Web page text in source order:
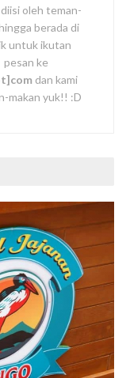
oleh teman-
berada di
untuk ikutan
pesan ke
dan kami
makan yuk!! :D